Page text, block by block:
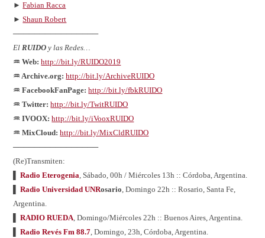
►Fabian Racca
►Shaun Robert
────────────────
ElRUIDO y las Redes…
♒ Web: http://bit.ly/RUIDO2019
♒ Archive.org: http://bit.ly/ArchiveRUIDO
♒ FacebookFanPage: http://bit.ly/fbkRUIDO
♒ Twitter: http://bit.ly/TwitRUIDO
♒ IVOOX: http://bit.ly/iVooxRUIDO
♒ MixCloud: http://bit.ly/MixCldRUIDO
────────────────
(Re)Transmiten:
▌Radio Eterogenia, Sábado, 00h / Miércoles 13h :: Córdoba, Argentina.
▌Radio Universidad UNRosario, Domingo 22h :: Rosario, Santa Fe,
Argentina.
▌RADIO RUEDA, Domingo/Miércoles 22h :: Buenos Aires, Argentina.
▌Radio Revés Fm 88.7, Domingo, 23h, Córdoba, Argentina.